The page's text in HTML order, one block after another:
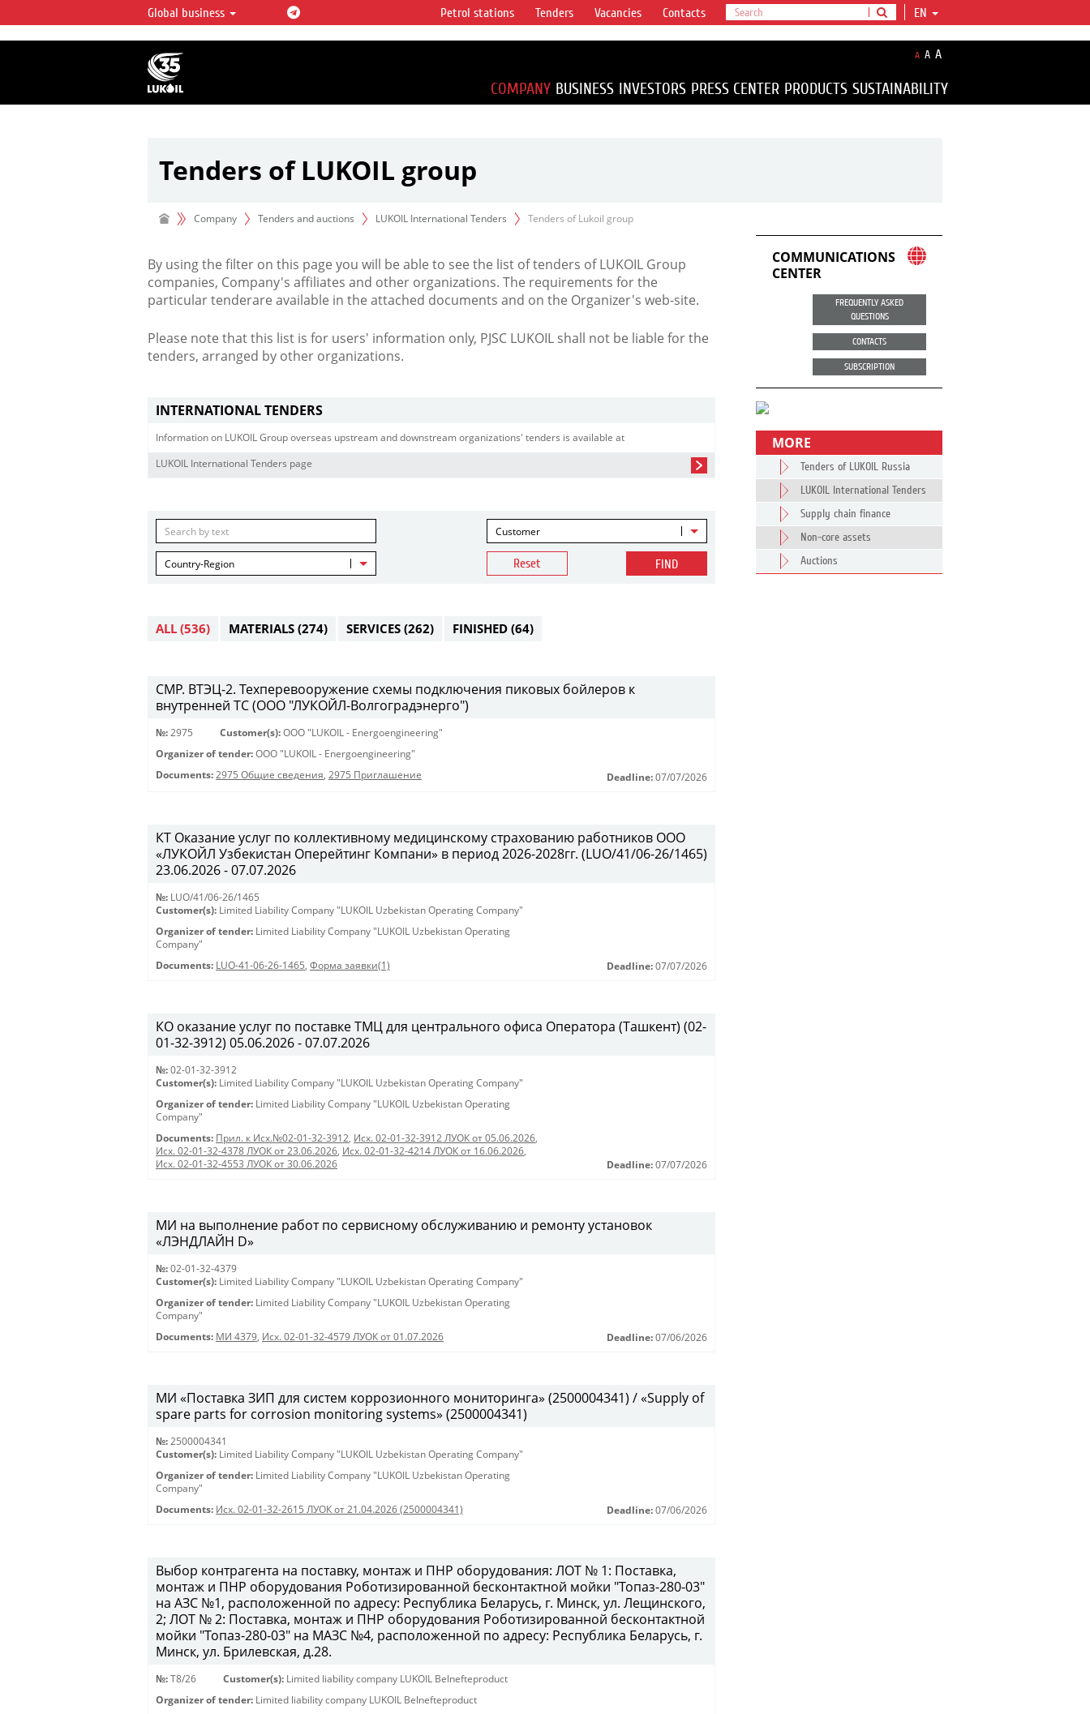
LUKOIL OVERVIEW
LUKOIL is one of the largest oil & gas vertical
integrated companies in the world accounting for
over 2% of crude production and circa 1% of proved
hydrocarbon reserves globally.
Global business EN
Petrol stations Tenders Vacancies Contacts
A A A
COMPANY BUSINESS INVESTORS PRESS CENTER PRODUCTS SUSTAINABILITY
Tenders of LUKOIL group
Company Tenders and auctions LUKOIL International Tenders Tenders of Lukoil group
By using the filter on this page you will be able to see the list of tenders of LUKOIL Group
companies, Company's affiliates and other organizations. The requirements for the
particular tenderare available in the attached documents and on the Organizer's web-site.
Please note that this list is for users' information only, PJSC LUKOIL shall not be liable for the
tenders, arranged by other organizations.
INTERNATIONAL TENDERS
Information on LUKOIL Group overseas upstream and downstream organizations' tenders is available at
LUKOIL International Tenders page
Customer
Country-Region Reset FIND
ALL (536) MATERIALS (274) SERVICES (262) FINISHED (64)
СМР. ВТЭЦ-2. Техперевооружение схемы подключения пиковых бойлеров к
внутренней ТС (ООО "ЛУКОЙЛ-Волгоградэнерго")
№: 2975 Customer(s): OOO "LUKOIL - Energoengineering"
Organizer of tender: OOO "LUKOIL - Energoengineering"
Documents: 2975 Общие сведения, 2975 Приглашение Deadline: 07/07/2026
КТ Оказание услуг по коллективному медицинскому страхованию работников ООО
«ЛУКОЙЛ Узбекистан Оперейтинг Компани» в период 2026-2028гг. (LUO/41/06-26/1465)
23.06.2026 - 07.07.2026
№: LUO/41/06-26/1465
Customer(s): Limited Liability Company "LUKOIL Uzbekistan Operating Company"
Organizer of tender: Limited Liability Company "LUKOIL Uzbekistan Operating
Company"
Documents: LUO-41-06-26-1465, Форма заявки(1) Deadline: 07/07/2026
КО оказание услуг по поставке ТМЦ для центрального офиса Оператора (Ташкент) (02-
01-32-3912) 05.06.2026 - 07.07.2026
№: 02-01-32-3912
Customer(s): Limited Liability Company "LUKOIL Uzbekistan Operating Company"
Organizer of tender: Limited Liability Company "LUKOIL Uzbekistan Operating
Company"
Documents: Прил. к Исх.№02-01-32-3912, Исх. 02-01-32-3912 ЛУОК от 05.06.2026,
Исх. 02-01-32-4378 ЛУОК от 23.06.2026, Исх. 02-01-32-4214 ЛУОК от 16.06.2026,
Исх. 02-01-32-4553 ЛУОК от 30.06.2026
Deadline: 07/07/2026
МИ на выполнение работ по сервисному обслуживанию и ремонту установок
«ЛЭНДЛАЙН D»
№: 02-01-32-4379
Customer(s): Limited Liability Company "LUKOIL Uzbekistan Operating Company"
Organizer of tender: Limited Liability Company "LUKOIL Uzbekistan Operating
Company"
Documents: МИ 4379, Исх. 02-01-32-4579 ЛУОК от 01.07.2026 Deadline: 07/06/2026
МИ «Поставка ЗИП для систем коррозионного мониторинга» (2500004341) / «Supply of
spare parts for corrosion monitoring systems» (2500004341)
№: 2500004341
Customer(s): Limited Liability Company "LUKOIL Uzbekistan Operating Company"
Organizer of tender: Limited Liability Company "LUKOIL Uzbekistan Operating
Company"
Documents: Исх. 02-01-32-2615 ЛУОК от 21.04.2026 (2500004341) Deadline: 07/06/2026
Выбор контрагента на поставку, монтаж и ПНР оборудования: ЛОТ № 1: Поставка,
монтаж и ПНР оборудования Роботизированной бесконтактной мойки "Топаз-280-03"
на АЗС №1, расположенной по адресу: Республика Беларусь, г. Минск, ул. Лещинского,
2; ЛОТ № 2: Поставка, монтаж и ПНР оборудования Роботизированной бесконтактной
мойки "Топаз-280-03" на МАЗС №4, расположенной по адресу: Республика Беларусь, г.
Минск, ул. Брилевская, д.28.
№: T8/26 Customer(s): Limited liability company LUKOIL Belnefteproduct
Organizer of tender: Limited liability company LUKOIL Belnefteproduct
COMMUNICATIONS
CENTER
FREQUENTLY ASKED
QUESTIONS
CONTACTS
SUBSCRIPTION
MORE
Tenders of LUKOIL Russia
LUKOIL International Tenders
Supply chain finance
Non-core assets
Auctions